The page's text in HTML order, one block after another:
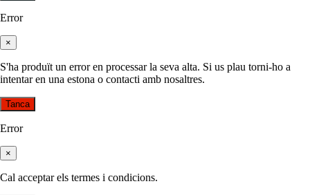
Error
×
S'ha produït un error en processar la seva alta. Si us plau torni-ho a
intentar en una estona o contacti amb nosaltres.
Tanca
Error
×
Cal acceptar els termes i condicions.